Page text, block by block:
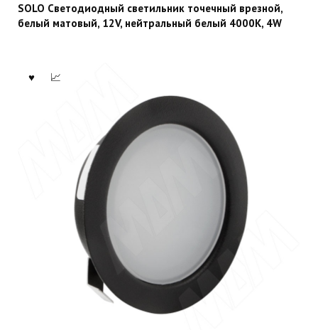
SOLO Светодиодный светильник точечный врезной,
белый матовый, 12V, нейтральный белый 4000К, 4W